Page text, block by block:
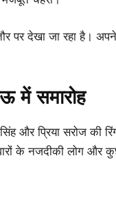
पर देखा जा रहा है।
में समारोह
सिंह और प्रिया सरोज
के नजदीकी लोग और